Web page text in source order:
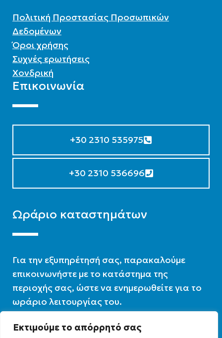
Εκτιμούμε το απόρρητό σας
Πολιτική Προστασίας Προσωπικών
Δεδομένων
Όροι χρήσης
Συχνές ερωτήσεις
Χονδρική
Επικοινωνία
+30 2310 535975
+30 2310 536696
Ωράριο καταστημάτων
Για την εξυπηρέτησή σας, παρακαλούμε
επικοινωνήστε με το κατάστημα της
περιοχής σας, ώστε να ενημερωθείτε για το
ωράριο λειτουργίας του.
Ωράριο λειτουργίας : 07:30 – 16:00